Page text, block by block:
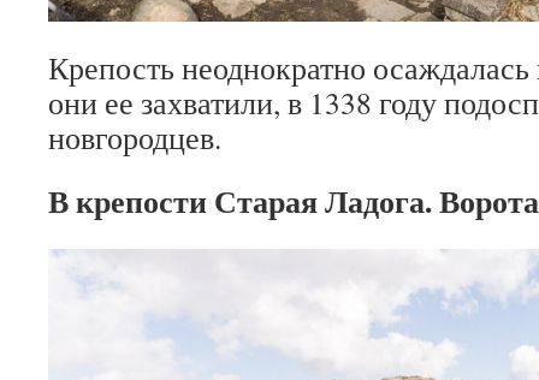
Крепость неоднократно
они ее захватили, в 1338 году
новгородцев.
В крепости Старая Ладога.